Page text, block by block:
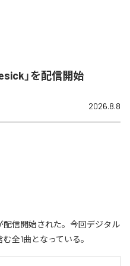
」を配信開始
2026.8.8
配信開始された。今回デジタル
全1曲となっている。